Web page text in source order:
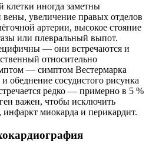
клетки иногда заметны
увеличение правых отделов
артерии, высокое стояние
или плевральный выпот.
— они встречаются и
относительно
— симптом Вестермарка
обеднение сосудистого рисунка
редко — примерно в 5 %
важен, чтобы исключить
миокарда и перикардит.